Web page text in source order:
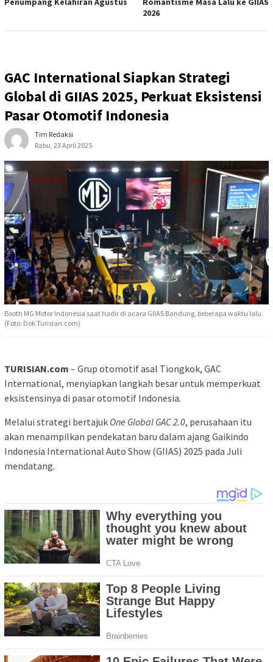
2026
GAC International Siapkan Strategi
Global di GIIAS 2025, Perkuat Eksistensi
Pasar Otomotif Indonesia
Tim Redaksi
Rabu, 23 April 2025
Booth MG Motor Indonesia saat hadir di acara GIIAS Bandung, beberapa waktu lalu.
(Foto: Dok Turisian.com)
TURISIAN.com – Grup otomotif asal Tiongkok, GAC
International, menyiapkan langkah besar untuk memperkuat
eksistensinya di pasar otomotif Indonesia.
Melalui strategi bertajuk One Global GAC 2.0, perusahaan itu
akan menampilkan pendekatan baru dalam ajang Gaikindo
Indonesia International Auto Show (GIIAS) 2025 pada Juli
mendatang.